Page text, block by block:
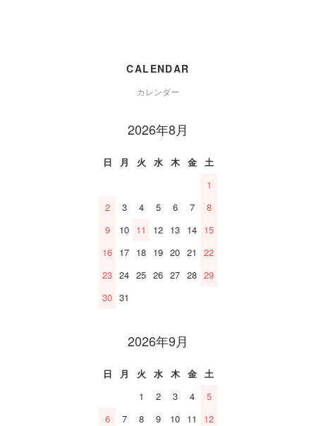
CALENDAR
カレンダー
2026年8月
日 月 火 水 木 金
土
1
2
3 4 5 6 7
8
9
10 11 12 13 14 15
16 17 18 19 20 21
22
23 24 25 26 27 28 29
30 31
2026年9月
日 月 火 水 木 金
土
1
2 3 4
5
6
7 8 9 10 11
12